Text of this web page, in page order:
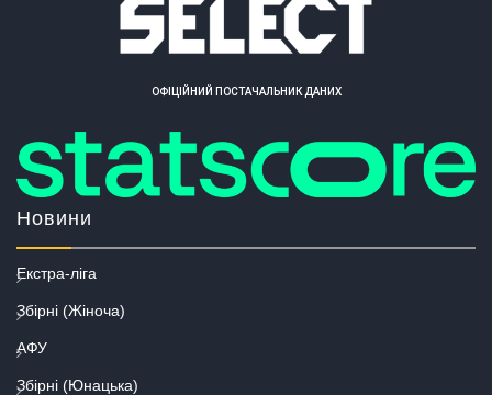
ОФІЦІЙНИЙ ПОСТАЧАЛЬНИК ДАНИХ
Новини
Екстра-ліга
Збірні (Жіноча)
АФУ
Збірні (Юнацька)